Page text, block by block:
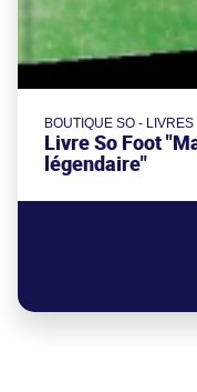
BOUTIQUE SO - LIVRES
Livre So Foot
légendaire"